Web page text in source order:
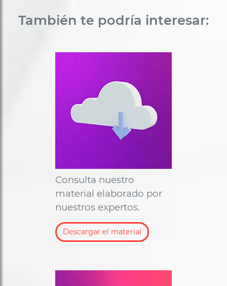
También te podría interesar:
Consulta nuestro
material elaborado por
nuestros expertos.
Descargar el material